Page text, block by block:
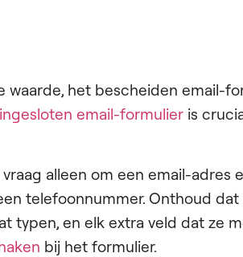
waarde, het bescheiden email-
ingesloten email-formulier is
alleen om een email-adres
telefoonnummer. Onthoud
typen, en elk extra veld dat ze
bij het formulier.